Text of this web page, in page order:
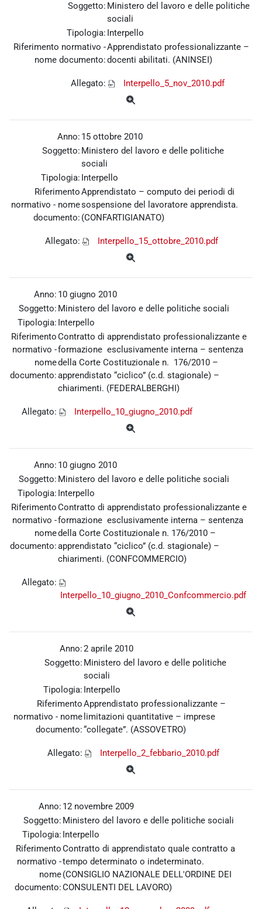
Soggetto: Ministero del lavoro e delle politiche
sociali
Tipologia: Interpello
Riferimento normativo -
nome documento:
Apprendistato professionalizzante –
docenti abilitati. (ANINSEI)
Allegato: Interpello_5_nov_2010.pdf
Anno: 15 ottobre 2010
Soggetto: Ministero del lavoro e delle politiche
sociali
Tipologia: Interpello
Riferimento
normativo - nome
documento:
Apprendistato – computo dei periodi di
sospensione del lavoratore apprendista.
(CONFARTIGIANATO)
Allegato: Interpello_15_ottobre_2010.pdf
Anno: 10 giugno 2010
Soggetto: Ministero del lavoro e delle politiche sociali
Tipologia: Interpello
Riferimento
normativo -
nome
documento:
Contratto di apprendistato professionalizzante e
formazione esclusivamente interna – sentenza
della Corte Costituzionale n. 176/2010 –
apprendistato “ciclico” (c.d. stagionale) –
chiarimenti. (FEDERALBERGHI)
Allegato: Interpello_10_giugno_2010.pdf
Anno: 10 giugno 2010
Soggetto: Ministero del lavoro e delle politiche sociali
Tipologia: Interpello
Riferimento
normativo -
nome
documento:
Contratto di apprendistato professionalizzante e
formazione esclusivamente interna – sentenza
della Corte Costituzionale n. 176/2010 –
apprendistato “ciclico” (c.d. stagionale) –
chiarimenti. (CONFCOMMERCIO)
Allegato:
Interpello_10_giugno_2010_Confcommercio.pdf
Anno:2 aprile 2010
Soggetto: Ministero del lavoro e delle politiche
sociali
Tipologia: Interpello
Riferimento
normativo - nome
documento:
Apprendistato professionalizzante –
limitazioni quantitative – imprese
“collegate”. (ASSOVETRO)
Allegato: Interpello_2_febbario_2010.pdf
Anno: 12 novembre 2009
Soggetto: Ministero del lavoro e delle politiche sociali
Tipologia: Interpello
Riferimento
normativo -
nome
documento:
Contratto di apprendistato quale contratto a
tempo determinato o indeterminato.
(CONSIGLIO NAZIONALE DELL'ORDINE DEI
CONSULENTI DEL LAVORO)